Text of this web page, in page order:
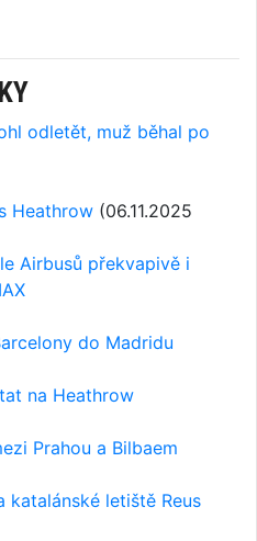
odletět, muž běhal po
Heathrow (06.11.2025
Airbusů překvapivě i
do Madridu
na Heathrow
Prahou a Bilbaem
katalánské letiště Reus